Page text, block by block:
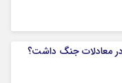
تاثیری در معادلات جنگ داشت؟